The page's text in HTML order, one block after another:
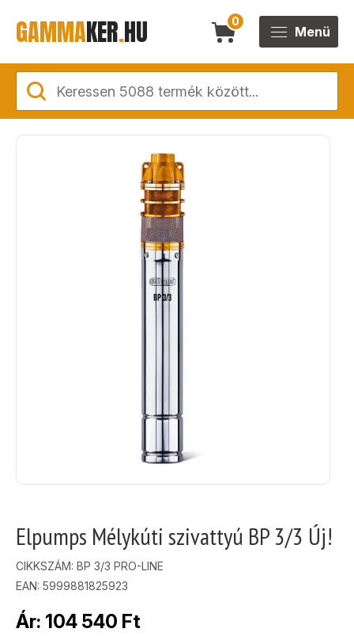
GAMMAKER.HU 0
Menü
Elpumps Mélykúti szivattyú BP 3/3 Új!
CIKKSZÁM: BP 3/3 PRO-LINE
EAN: 5999881825923
Ár: 104 540 Ft